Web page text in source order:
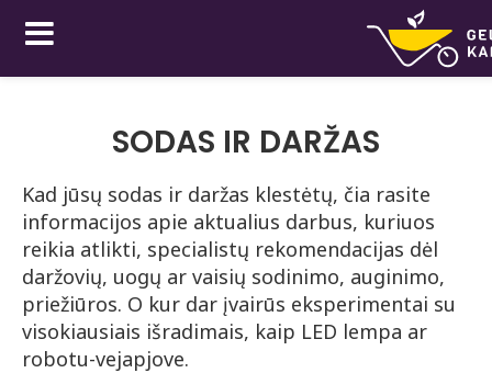
SODAS IR DARŽAS
Kad jūsų sodas ir daržas klestėtų, čia rasite
informacijos apie aktualius darbus, kuriuos
reikia atlikti, specialistų rekomendacijas dėl
daržovių, uogų ar vaisių sodinimo, auginimo,
priežiūros. O kur dar įvairūs eksperimentai su
visokiausiais išradimais, kaip LED lempa ar
robotu-vejapjove.